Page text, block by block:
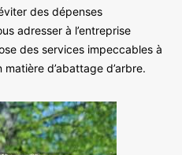
des dépenses
adresser à l’entreprise
des services impeccables à
d’abattage d’arbre.